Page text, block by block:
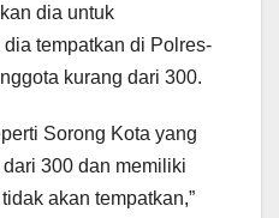
dia untuk
tempatkan di Polres-
kurang dari 300.
Sorong Kota yang
300 dan memiliki
akan tempatkan,”